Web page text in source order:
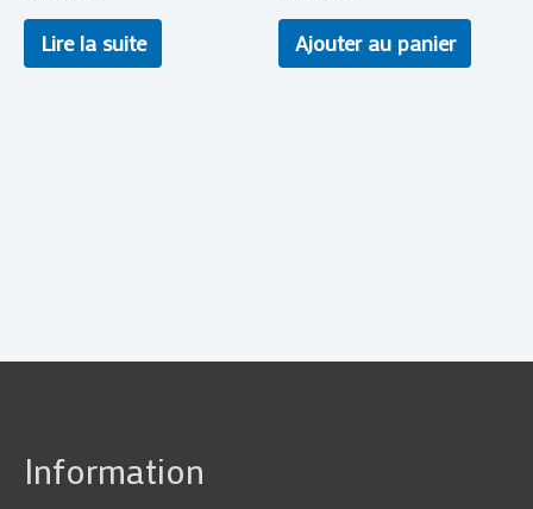
Lire la suite Ajouter au panier
Information